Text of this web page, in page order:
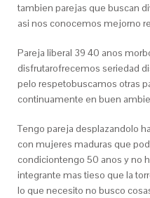
tambien parejas que buscan
asi nos conocemos mejorno
Pareja liberal 39 40 anos
disfrutarofrecemos seriedad
pelo respetobuscamos otras
continuamente en buen
Tengo pareja desplazandolo
con mujeres maduras que
condiciontengo 50 anos y no
integrante mas tieso que la
lo que necesito no busco